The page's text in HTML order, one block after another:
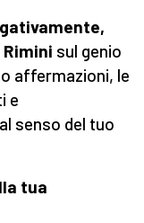
sul genio
affermazioni, le
e
senso del tuo
tua